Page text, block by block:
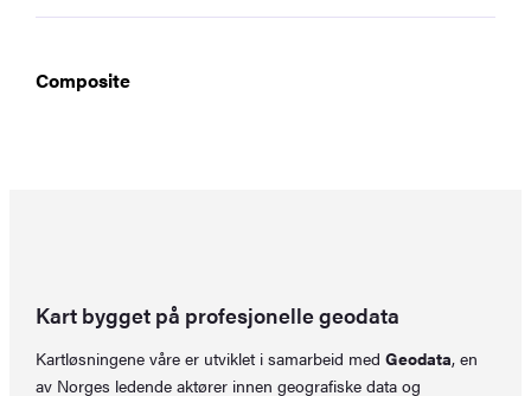
Composite
Kart bygget på profesjonelle geodata
Kartløsningene våre er utviklet i samarbeid medGeodata, en
av Norges ledende aktører innen geografiske data og